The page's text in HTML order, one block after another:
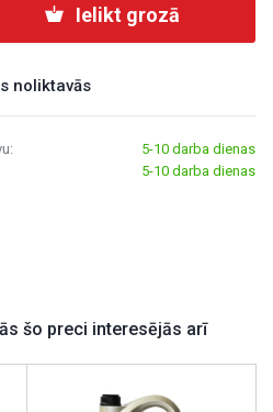
Ielikt grozā
noliktavās
5-10 darba dienas
5-10 darba dienas
šo preci interesējās arī